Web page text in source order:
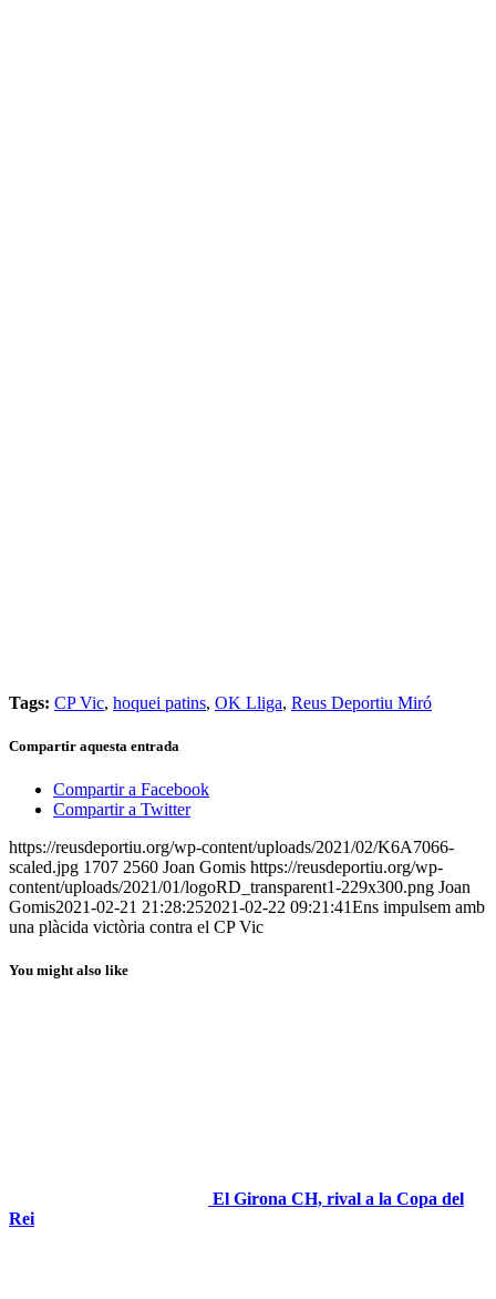
Tags: CP Vic, hoquei patins, OK Lliga, Reus Deportiu Miró
Compartir aquesta entrada
Compartir a Facebook
Compartir a Twitter
https://reusdeportiu.org/wp-content/uploads/2021/02/K6A7066-
scaled.jpg 1707 2560 Joan Gomis https://reusdeportiu.org/wp-
content/uploads/2021/01/logoRD_transparent1-229x300.png Joan
Gomis2021-02-21 21:28:252021-02-22 09:21:41Ens impulsem amb
una plàcida victòria contra el CP Vic
You might also like
El Girona CH, rival a la Copa del
Rei